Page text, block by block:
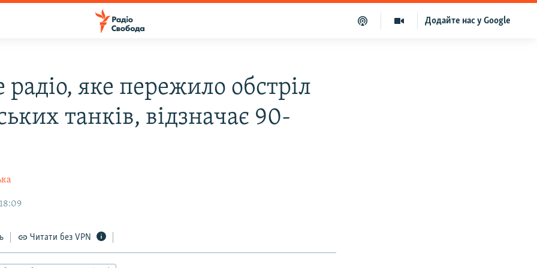
Додайте нас у Google
радіо, яке пережило обстріл
танків, відзначає 90-
Читати без VPN